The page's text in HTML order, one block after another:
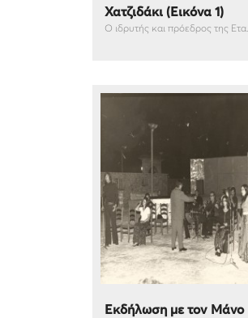
Χατζιδάκι (Εικόνα 1)
Ο ιδρυτής και πρόεδρος της
Εκδήλωση με τον Μάνο